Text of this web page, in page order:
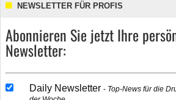
NEWSLETTER FÜR PROFIS
Abonnieren Sie jetzt Ihre
Newsletter:
Daily Newsletter
Top-News für die